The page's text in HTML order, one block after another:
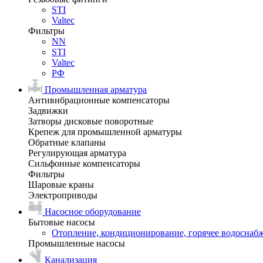
STI
Valtec
Фильтры
NN
STI
Valtec
РФ
Промышленная арматура
Антивибрационные компенсаторы
Задвижки
Затворы дисковые поворотные
Крепеж для промышленной арматуры
Обратные клапаны
Регулирующая арматура
Сильфонные компенсаторы
Фильтры
Шаровые краны
Электроприводы
Насосное оборудование
Бытовые насосы
Отопление, кондиционирование, горячее
Промышленные насосы
Канализация